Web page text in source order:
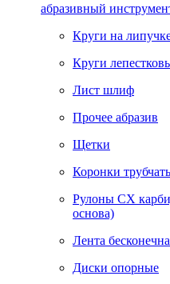
абразивный
Круги на
Круги
Лист шлиф
Прочее абразив
Щетки
Коронки
Рулоны CX
основа)
Лента
Диски опорные